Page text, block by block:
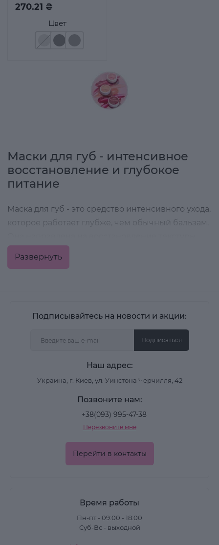
Цвет
270.21 ₴
Маски для губ - интенсивное
восстановление и глубокое
питание
Маска для губ - это средство интенсивного ухода,
которое работает глубже, чем обычный бальзам.
уменьшение сухости и возвращение
эластичности.
трещины, шелушение, потерю мягкости или
ночные маски - для глубокого питания во
время отдыха;
увлажняющие - для восстановления
водного баланса;
Более плотные текстуры работают дольше,
лёгкие формулы могут использоваться как
Развернуть
Подписывайтесь на новости и акции:
Подписаться
Наш адрес:
Украина, г. Киев, ул. Уинстона Черчилля, 42
Позвоните нам:
+38(093) 995-47-38
Перезвоните мне
Перейти в контакты
Время работы
Пн-пт - 09:00 - 18:00
Суб-Вс - выходной